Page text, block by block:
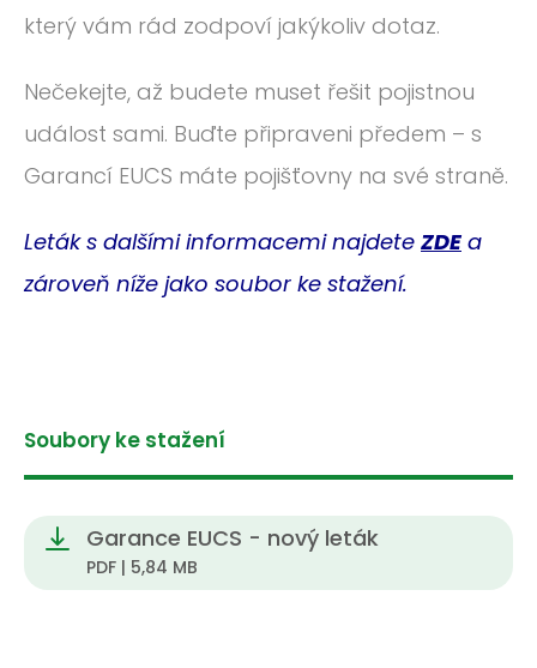
který vám rád zodpoví jakýkoliv dotaz.
Nečekejte, až budete muset řešit pojistnou
událost sami. Buďte připraveni předem – s
Garancí EUCS máte pojišťovny na své straně.
Leták s dalšími informacemi najdete ZDE a
zároveň níže jako soubor ke stažení.
Soubory ke stažení
Garance EUCS - nový leták
PDF | 5,84 MB